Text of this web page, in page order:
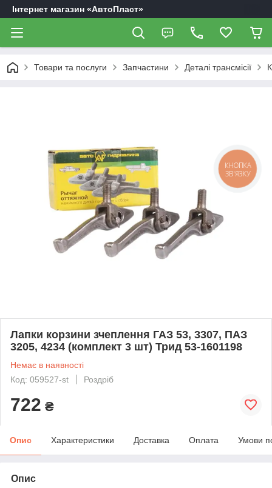
Інтернет магазин «АвтоПласт»
Товари та послуги Запчастини Деталі трансмісії
Лапки корзини зчеплення ГАЗ 53, 3307, ПАЗ
3205, 4234 (комплект 3 шт) Трид 53-1601198
Немає в наявності
Код: 059527-st
Роздріб
722 ₴
Опис Характеристики Доставка Оплата Умови
Опис
КНОПКА
ЗВ'ЯЗКУ